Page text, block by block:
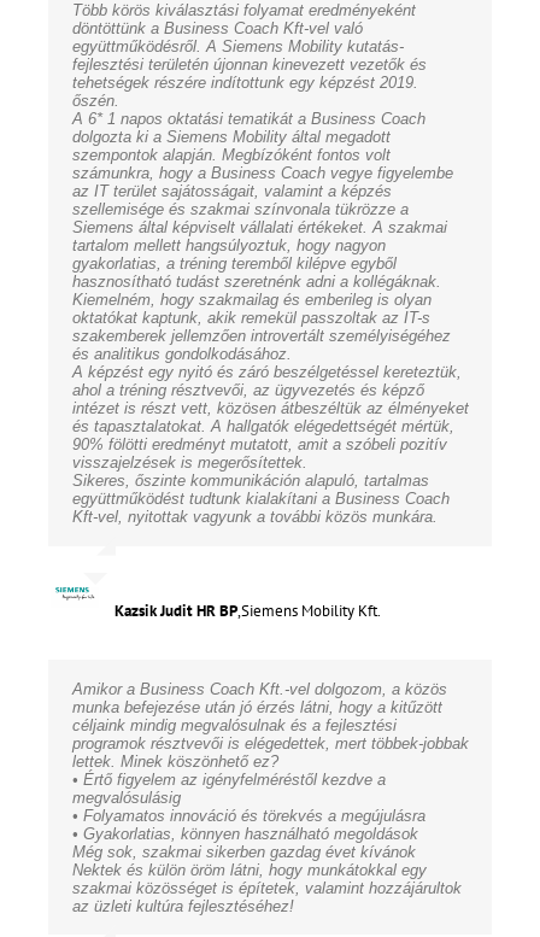
Több körös kiválasztási folyamat eredményeként
döntöttünk a Business Coach Kft-vel való
együttműködésről. A Siemens Mobility kutatás-
fejlesztési területén újonnan kinevezett vezetők és
tehetségek részére indítottunk egy képzést 2019.
őszén.
A 6* 1 napos oktatási tematikát a Business Coach
dolgozta ki a Siemens Mobility által megadott
szempontok alapján. Megbízóként fontos volt
számunkra, hogy a Business Coach vegye figyelembe
az IT terület sajátosságait, valamint a képzés
szellemisége és szakmai színvonala tükrözze a
Siemens által képviselt vállalati értékeket. A szakmai
tartalom mellett hangsúlyoztuk, hogy nagyon
gyakorlatias, a tréning teremből kilépve egyből
hasznosítható tudást szeretnénk adni a kollégáknak.
Kiemelném, hogy szakmailag és emberileg is olyan
oktatókat kaptunk, akik remekül passzoltak az IT-s
szakemberek jellemzően introvertált személyiségéhez
és analitikus gondolkodásához.
A képzést egy nyitó és záró beszélgetéssel kereteztük,
ahol a tréning résztvevői, az ügyvezetés és képző
intézet is részt vett, közösen átbeszéltük az élményeket
és tapasztalatokat. A hallgatók elégedettségét mértük,
90% fölötti eredményt mutatott, amit a szóbeli pozitív
visszajelzések is megerősítettek.
Sikeres, őszinte kommunikáción alapuló, tartalmas
együttműködést tudtunk kialakítani a Business Coach
Kft-vel, nyitottak vagyunk a további közös munkára.
Kazsik Judit HR BP,Siemens Mobility Kft.
Amikor a Business Coach Kft.-vel dolgozom, a közös
munka befejezése után jó érzés látni, hogy a kitűzött
céljaink mindig megvalósulnak és a fejlesztési
programok résztvevői is elégedettek, mert többek-jobbak
lettek. Minek köszönhető ez?
• Értő figyelem az igényfelméréstől kezdve a
megvalósulásig
• Folyamatos innováció és törekvés a megújulásra
• Gyakorlatias, könnyen használható megoldások
Még sok, szakmai sikerben gazdag évet kívánok
Nektek és külön öröm látni, hogy munkátokkal egy
szakmai közösséget is építetek, valamint hozzájárultok
az üzleti kultúra fejlesztéséhez!